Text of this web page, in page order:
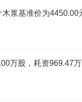
浆基准价为4450.00
万股，耗资969.47